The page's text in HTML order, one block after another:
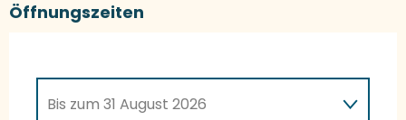
Öffnungszeiten
Bis zum 31 August 2026